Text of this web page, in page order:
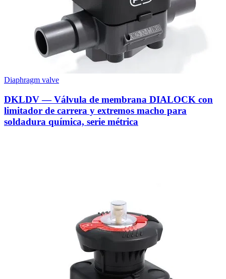
Diaphragm valve
DKLDV — Válvula de membrana DIALOCK con
limitador de carrera y extremos macho para
soldadura química, serie métrica